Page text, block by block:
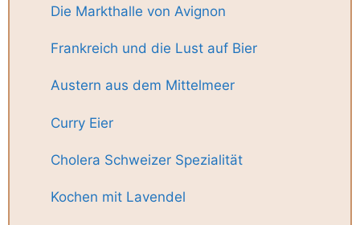
Die Markthalle von Avignon
Frankreich und die Lust auf Bier
Austern aus dem Mittelmeer
Curry Eier
Cholera Schweizer Spezialität
Kochen mit Lavendel